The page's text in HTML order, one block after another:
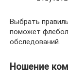
Выбрать
поможет
обследований.
Ношение